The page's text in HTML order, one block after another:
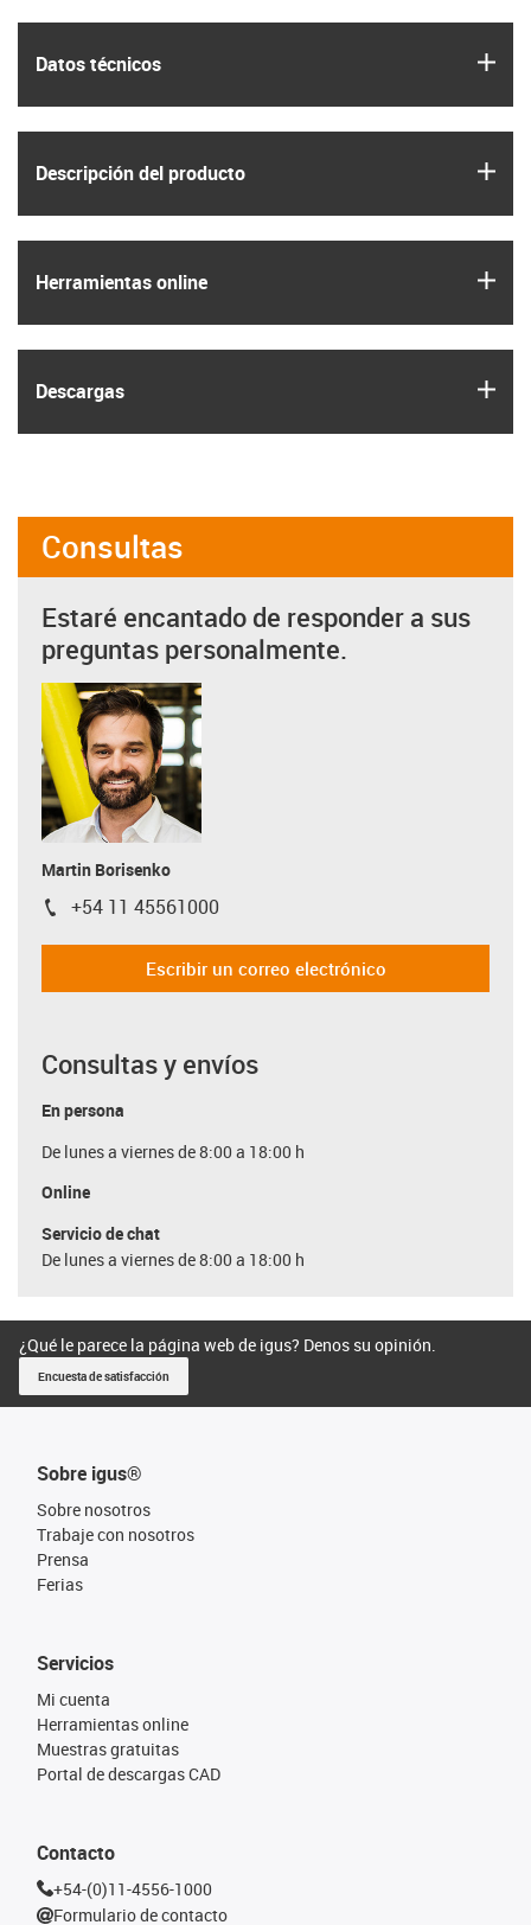
Datos técnicos
Descripción del producto
Herramientas online
Descargas
Consultas
Estaré encantado de responder a sus
preguntas personalmente.
Martin Borisenko
igus-icon-phone
+54 11 45561000
Escribir un correo electrónico
Consultas y envíos
En persona
De lunes a viernes de 8:00 a 18:00 h
Online
Servicio de chat
De lunes a viernes de 8:00 a 18:00 h
¿Qué le parece la página web de igus? Denos su opinión.
Encuesta de satisfacción
Sobre igus®
Sobre nosotros
Trabaje con nosotros
Prensa
Ferias
Servicios
Mi cuenta
Herramientas online
Muestras gratuitas
Portal de descargas CAD
Contacto
+54-(0)11-4556-1000
Formulario de contacto